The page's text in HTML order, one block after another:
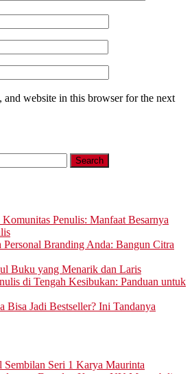
and website in this browser for the next
Penulis: Manfaat Besarnya
Branding Anda: Bangun Citra
Buku yang Menarik dan Laris
di Tengah Kesibukan: Panduan untuk
Bisa Jadi Bestseller? Ini Tandanya
Seri 1 Karya Maurinta